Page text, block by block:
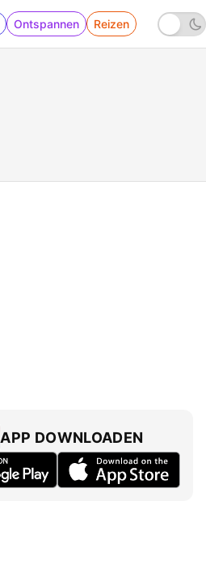
Ontspannen Reizen
APP DOWNLOADEN